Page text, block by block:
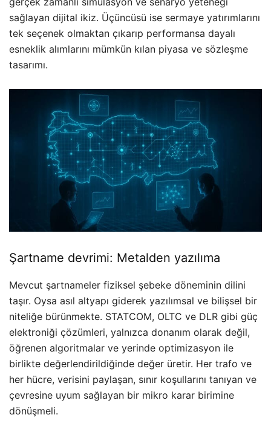
sağlayan dijital ikiz. Üçüncüsü ise sermaye yatırımlarını
tek seçenek olmaktan çıkarıp performansa dayalı
esneklik alımlarını mümkün kılan piyasa ve sözleşme
tasarımı.
Şartname devrimi: Metalden yazılıma
Mevcut şartnameler fiziksel şebeke döneminin dilini
taşır. Oysa asıl altyapı giderek yazılımsal ve bilişsel bir
niteliğe bürünmekte. STATCOM, OLTC ve DLR gibi güç
elektroniği çözümleri, yalnızca donanım olarak değil,
öğrenen algoritmalar ve yerinde optimizasyon ile
birlikte değerlendirildiğinde değer üretir. Her trafo ve
her hücre, verisini paylaşan, sınır koşullarını tanıyan ve
çevresine uyum sağlayan bir mikro karar birimine
dönüşmeli.